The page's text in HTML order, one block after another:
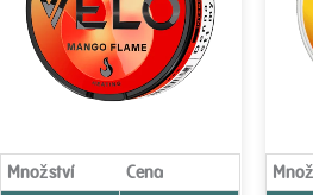
Množství
Cena